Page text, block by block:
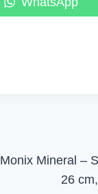
o
Monix Mineral –
26